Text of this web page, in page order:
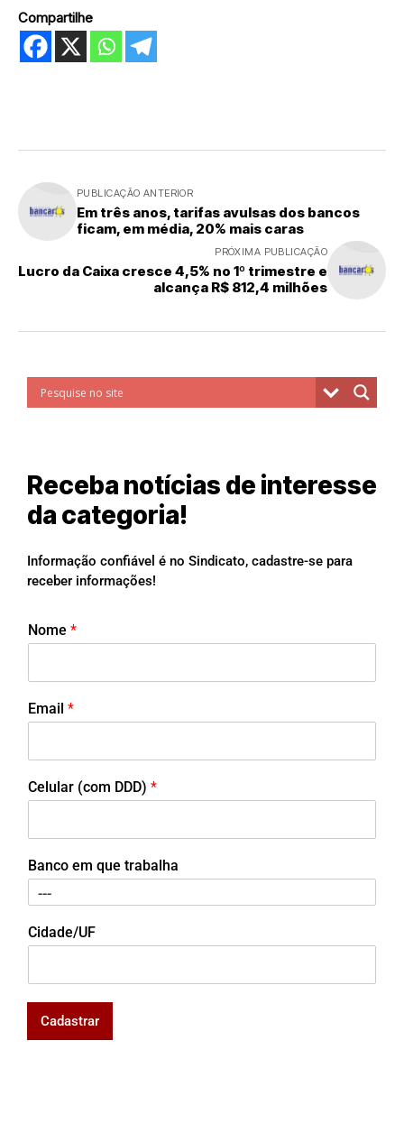
Compartilhe
PUBLICAÇÃO ANTERIOR
Em três anos, tarifas avulsas dos bancos
ficam, em média, 20% mais caras
PRÓXIMA PUBLICAÇÃO
Lucro da Caixa cresce 4,5% no 1º trimestre e
alcança R$ 812,4 milhões
Receba notícias de interesse
da categoria!
Informação confiável é no Sindicato, cadastre-se para
receber informações!
Nome *
Email *
Celular (com DDD) *
Banco em que trabalha
Cidade/UF
Cadastrar